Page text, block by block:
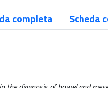
completa Scheda